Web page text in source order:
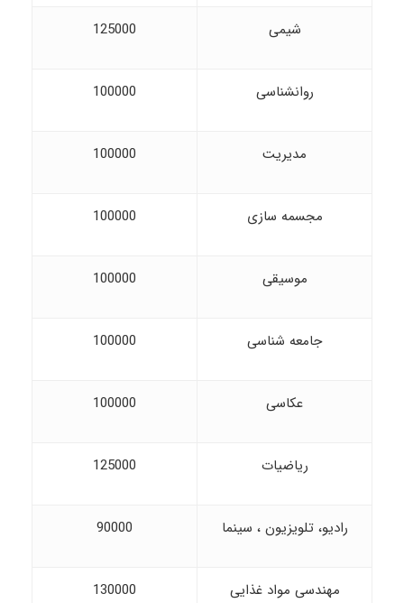
شیمی 125000
روانشناسی 100000
مدیریت 100000
مجسمه سازی 100000
موسیقی 100000
جامعه شناسی 100000
عکاسی 100000
ریاضیات 125000
رادیو، تلویزیون ، سینما 90000
مهندسی مواد غذایی 130000